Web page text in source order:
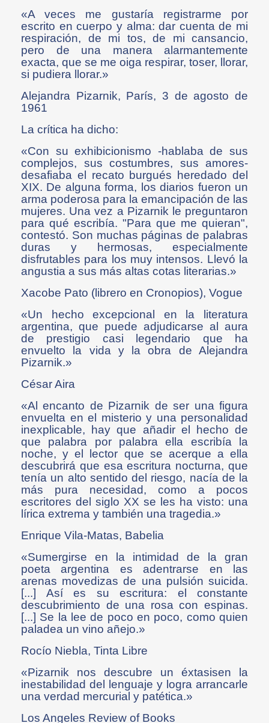
«A veces me gustaría registrarme por
escrito en cuerpo y alma: dar cuenta de mi
respiración, de mi tos, de mi cansancio,
pero de una manera alarmantemente
exacta, que se me oiga respirar, toser, llorar,
si pudiera llorar.»
Alejandra Pizarnik, París, 3 de agosto de
1961
La crítica ha dicho:
«Con su exhibicionismo -hablaba de sus
complejos, sus costumbres, sus amores-
desafiaba el recato burgués heredado del
XIX. De alguna forma, los diarios fueron un
arma poderosa para la emancipación de las
mujeres. Una vez a Pizarnik le preguntaron
para qué escribía. "Para que me quieran",
contestó. Son muchas páginas de palabras
duras y hermosas, especialmente
disfrutables para los muy intensos. Llevó la
angustia a sus más altas cotas literarias.»
Xacobe Pato (librero en Cronopios), Vogue
«Un hecho excepcional en la literatura
argentina, que puede adjudicarse al aura
de prestigio casi legendario que ha
envuelto la vida y la obra de Alejandra
Pizarnik.»
César Aira
«Al encanto de Pizarnik de ser una figura
envuelta en el misterio y una personalidad
inexplicable, hay que añadir el hecho de
que palabra por palabra ella escribía la
noche, y el lector que se acerque a ella
descubrirá que esa escritura nocturna, que
tenía un alto sentido del riesgo, nacía de la
más pura necesidad, como a pocos
escritores del siglo XX se les ha visto: una
lírica extrema y también una tragedia.»
Enrique Vila-Matas, Babelia
«Sumergirse en la intimidad de la gran
poeta argentina es adentrarse en las
arenas movedizas de una pulsión suicida.
[...] Así es su escritura: el constante
descubrimiento de una rosa con espinas.
[...] Se la lee de poco en poco, como quien
paladea un vino añejo.»
Rocío Niebla, Tinta Libre
«Pizarnik nos descubre un éxtasisen la
inestabilidad del lenguaje y logra arrancarle
una verdad mercurial y patética.»
Los Angeles Review of Books